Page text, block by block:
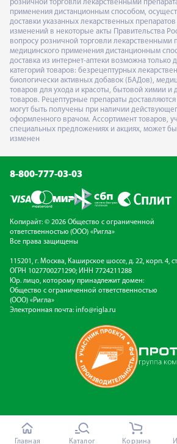
розничной торговли лекарственными
применения дистанционным способом,
доставки указанных лекарственных
изменений в некоторые акты Правительства
вопросу розничной торговли лекарственными
медицинского применения дистанционным
доставка из интернет-аптеки возможна только
категорий товаров: безрецептурных
биологически активных добавок (БАДов),
товаров для ухода и красоты, бытовой химии и
товаров. Рецептурные препараты
могут быть получены при наличии
оформленного врачом. Ассортимент товаров,
специальных предложениях и акциях, может
изменен
8-800-777-03-03
Копирайт: © 2026 Общество с ограниченной
ответственностью (ООО) «Ригла»
Все права защищены
115201, г. Москва, Каширское шоссе, д. 22, корп. 4,
ОГРН 1027700271290; ИНН 7724211288
Юр. лицо, которому принадлежит домен:
Общество с ограниченной ответственностью
(ООО) «Ригла»
Электронная почта: info@rigla.ru
Главная Каталог Корзина